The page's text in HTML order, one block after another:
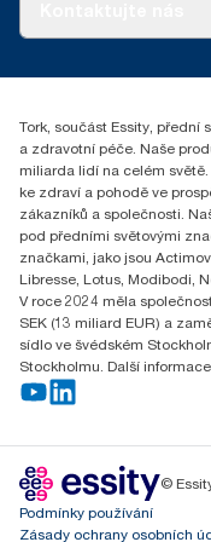
Praha 8, Karlin,
186 00 Česká
Tork, součást Essity, přední
a zdravotní péče. Naše
miliarda lidí na celém
ke zdraví a pohodě ve
zákazníků a společnosti.
pod předními světovými
značkami, jako jsou
Libresse, Lotus, Modibodi,
V roce 2024 měla
SEK (13 miliard EUR) a
sídlo ve švédském
Stockholmu. Další informace
©
Podmínky používání
Zásady ochrany osobních